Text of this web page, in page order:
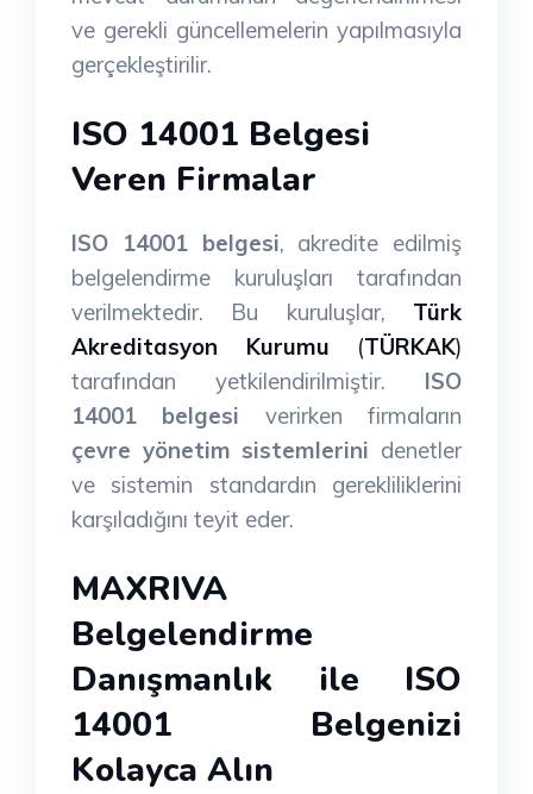
ve gerekli güncellemelerin yapılmasıyla
gerçekleştirilir.
ISO 14001 Belgesi
Veren Firmalar
ISO 14001 belgesi, akredite edilmiş
belgelendirme kuruluşları tarafından
verilmektedir. Bu kuruluşlar, Türk
Akreditasyon Kurumu (TÜRKAK)
tarafından yetkilendirilmiştir. ISO
14001 belgesi verirken firmaların
çevre yönetim sistemlerini denetler
ve sistemin standardın gerekliliklerini
karşıladığını teyit eder.
MAXRIVA
Belgelendirme
Danışmanlık ile ISO
14001 Belgenizi
Kolayca Alın